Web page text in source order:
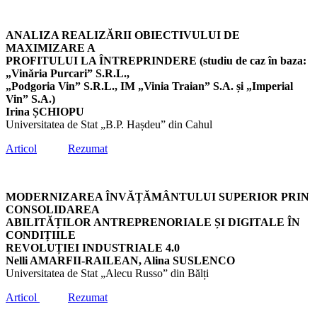
ANALIZA REALIZĂRII OBIECTIVULUI DE
MAXIMIZARE A
PROFITULUI LA ÎNTREPRINDERE (studiu de caz în baza:
„Vinăria Purcari” S.R.L.,
„Podgoria Vin” S.R.L., IM „Vinia Traian” S.A. și „Imperial
Vin” S.A.)
Irina ȘCHIOPU
Universitatea de Stat „B.P. Hașdeu” din Cahul
Articol
Rezumat
MODERNIZAREA ÎNVĂȚĂMÂNTULUI SUPERIOR PRIN
CONSOLIDAREA
ABILITĂȚILOR ANTREPRENORIALE ȘI DIGITALE ÎN
CONDIȚIILE
REVOLUȚIEI INDUSTRIALE 4.0
Nelli AMARFII-RAILEAN, Alina SUSLENCO
Universitatea de Stat „Alecu Russo” din Bălți
Articol
Rezumat